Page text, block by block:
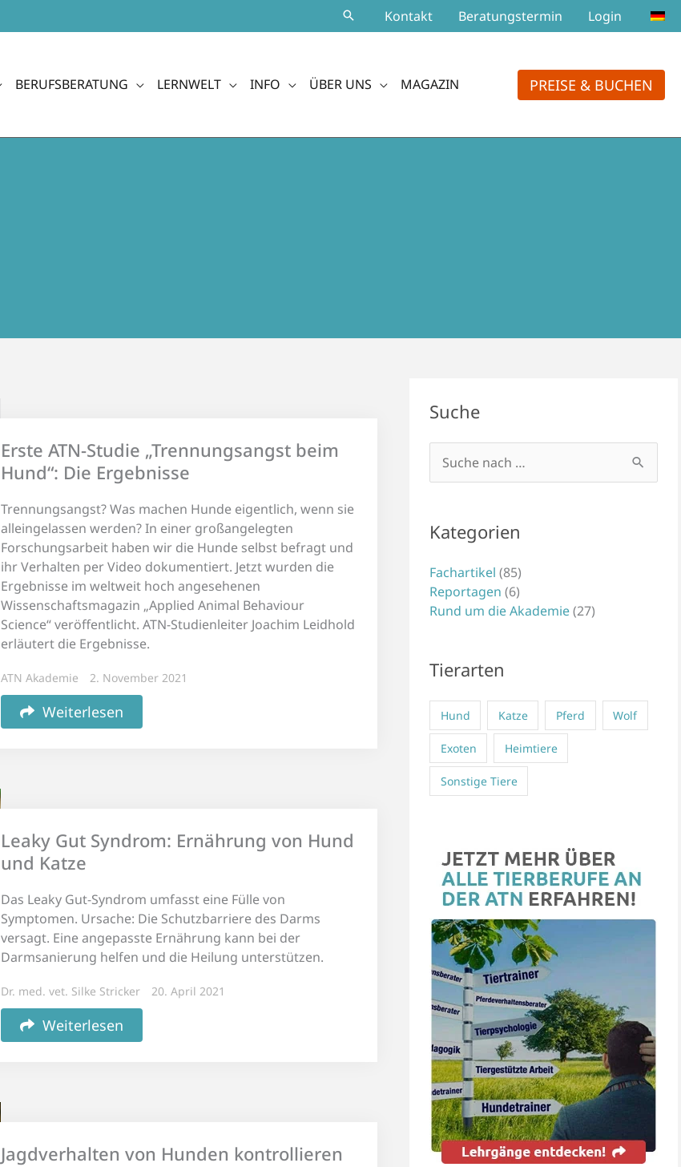
Kontakt Beratungstermin Login
BERUFSBERATUNG LERNWELT INFO ÜBER UNS MAGAZIN PREISE & BUCHEN
Erste ATN-Studie „Trennungsangst beim
Hund“: Die Ergebnisse
Trennungsangst? Was machen Hunde eigentlich, wenn sie
alleingelassen werden? In einer großangelegten
Forschungsarbeit haben wir die Hunde selbst befragt und
ihr Verhalten per Video dokumentiert. Jetzt wurden die
Ergebnisse im weltweit hoch angesehenen
Wissenschaftsmagazin „Applied Animal Behaviour
Science“ veröffentlicht. ATN-Studienleiter Joachim Leidhold
erläutert die Ergebnisse.
ATN Akademie 2. November 2021
Weiterlesen
Leaky Gut Syndrom: Ernährung von Hund
und Katze
Das Leaky Gut-Syndrom umfasst eine Fülle von
Symptomen. Ursache: Die Schutzbarriere des Darms
versagt. Eine angepasste Ernährung kann bei der
Darmsanierung helfen und die Heilung unterstützen.
Dr. med. vet. Silke Stricker 20. April 2021
Weiterlesen
Jagdverhalten von Hunden kontrollieren
Suche
Suchen
nach:
Kategorien
Fachartikel (85)
Reportagen (6)
Rund um die Akademie(27)
Tierarten
Hund Katze Pferd Wolf
Exoten Heimtiere
Sonstige Tiere